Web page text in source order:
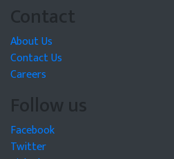
Contact
About Us
Contact Us
Careers
Follow us
Facebook
Twitter